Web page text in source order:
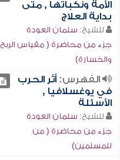
الأمة ونكباتها , متى
بداية العلاج
للشيخ: سلمان العودة
جزء من محاضرة ( مقياس الربح
والخسارة)
الفهرس:أثر الحرب
في يوغسلافيا ,
الأسئلة
للشيخ: سلمان العودة
جزء من محاضرة ( من
للمسلمين)